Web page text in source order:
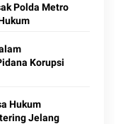
Polda Metro
Korupsi
Hukum
Jelang